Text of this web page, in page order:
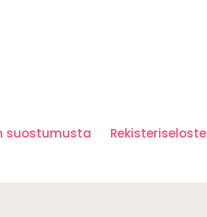
suostumusta Rekisteriseloste